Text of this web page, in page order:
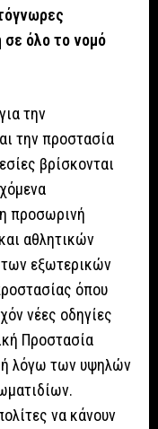
σε όλο το νομό
την
την προστασία
βρίσκονται
προσωρινή
αθλητικών
εξωτερικών
όπου
νέες οδηγίες
Προστασία
λόγω των υψηλών
να κάνουν